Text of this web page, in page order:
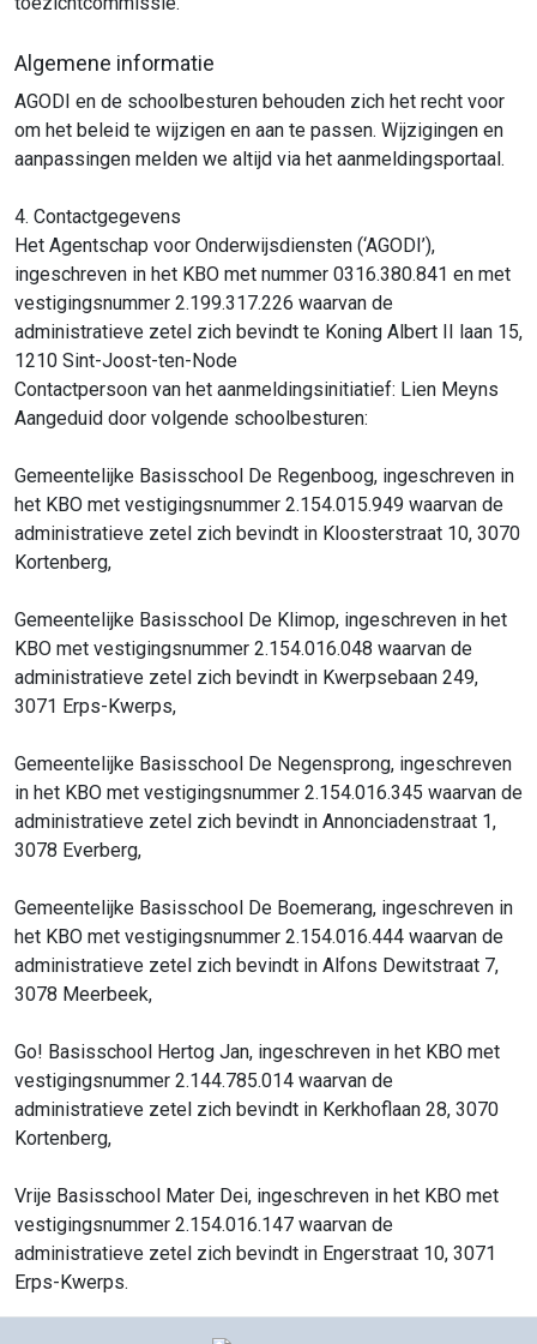
Algemene informatie
AGODI en de schoolbesturen behouden zich het recht voor
om het beleid te wijzigen en aan te passen. Wijzigingen en
aanpassingen melden we altijd via het aanmeldingsportaal.
4. Contactgegevens
Het Agentschap voor Onderwijsdiensten (‘AGODI’),
ingeschreven in het KBO met nummer 0316.380.841 en met
vestigingsnummer 2.199.317.226 waarvan de
administratieve zetel zich bevindt te Koning Albert II laan 15,
1210 Sint-Joost-ten-Node
Contactpersoon van het aanmeldingsinitiatief: Lien Meyns
Aangeduid door volgende schoolbesturen:
Gemeentelijke Basisschool De Regenboog, ingeschreven in
het KBO met vestigingsnummer 2.154.015.949 waarvan de
administratieve zetel zich bevindt in Kloosterstraat 10, 3070
Kortenberg,
Gemeentelijke Basisschool De Klimop, ingeschreven in het
KBO met vestigingsnummer 2.154.016.048 waarvan de
administratieve zetel zich bevindt in Kwerpsebaan 249,
3071 Erps-Kwerps,
Gemeentelijke Basisschool De Negensprong, ingeschreven
in het KBO met vestigingsnummer 2.154.016.345 waarvan de
administratieve zetel zich bevindt in Annonciadenstraat 1,
3078 Everberg,
Gemeentelijke Basisschool De Boemerang, ingeschreven in
het KBO met vestigingsnummer 2.154.016.444 waarvan de
administratieve zetel zich bevindt in Alfons Dewitstraat 7,
3078 Meerbeek,
Go! Basisschool Hertog Jan, ingeschreven in het KBO met
vestigingsnummer 2.144.785.014 waarvan de
administratieve zetel zich bevindt in Kerkhoflaan 28, 3070
Kortenberg,
Vrije Basisschool Mater Dei, ingeschreven in het KBO met
vestigingsnummer 2.154.016.147 waarvan de
administratieve zetel zich bevindt in Engerstraat 10, 3071
Erps-Kwerps.